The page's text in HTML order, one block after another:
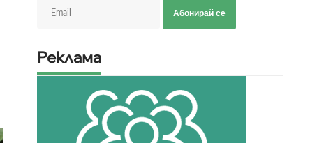
Абонирай се
Реклама